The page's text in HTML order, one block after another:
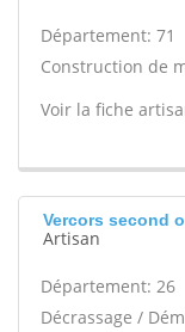
Département: 71
Construction de
Voir la fiche
Vercors second
Artisan
Département: 26
Décrassage /